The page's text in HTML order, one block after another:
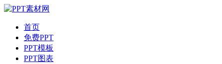
首页
免费PPT
PPT模板
PPT图表